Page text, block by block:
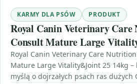
KARMY DLA PSÓW PRODUKT
Royal Canin Veterinary
Consult Mature Large
Royal Canin Veterinary Care
Mature Large Vitality&Joint 25 14kg
myślą o dojrzałych psach ras dużych